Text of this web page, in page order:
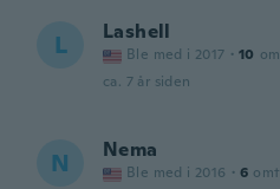
L Lashell
Ble med i 2017 · 10
ca. 7 år siden
N Nema
Ble med i 2016 · 6